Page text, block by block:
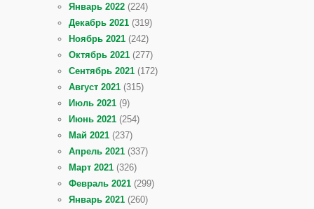
Январь 2022 (224)
Декабрь 2021 (319)
Ноябрь 2021 (242)
Октябрь 2021 (277)
Сентябрь 2021 (172)
Август 2021 (315)
Июль 2021 (9)
Июнь 2021 (254)
Май 2021 (237)
Апрель 2021 (337)
Март 2021 (326)
Февраль 2021 (299)
Январь 2021 (260)